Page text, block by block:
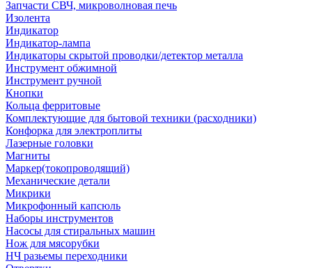
Запчасти СВЧ, микроволновая печь
Изолента
Индикатор
Индикатор-лампа
Индикаторы скрытой проводки/детектор металла
Инструмент обжимной
Инструмент ручной
Кнопки
Кольца ферритовые
Комплектующие для бытовой техники (расходники)
Конфорка для электроплиты
Лазерные головки
Магниты
Маркер(токопроводящий)
Механические детали
Микрики
Микрофонный капсюль
Наборы инструментов
Насосы для стиральных машин
Нож для мясорубки
НЧ разьемы переходники